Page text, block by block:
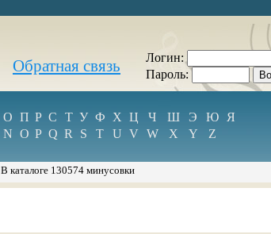
Обратная связь
Логин:
Пароль:
О П Р С Т У Ф Х Ц Ч Ш Э Ю Я
N O P Q R S T U V W X Y Z
В каталоге 130574 минусовки